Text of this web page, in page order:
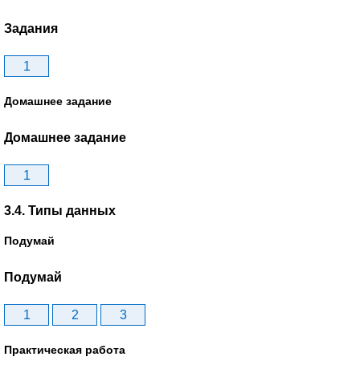
Задания
1
Домашнее задание
Домашнее задание
1
3.4. Типы данных
Подумай
Подумай
1 2 3
Практическая работа